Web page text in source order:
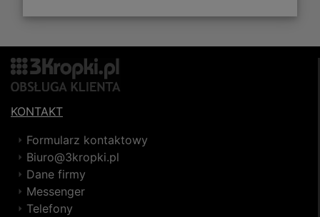
KONTAKT
Formularz kontaktowy
Biuro@3kropki.pl
Dane firmy
Messenger
Telefony